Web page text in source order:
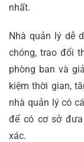
nhất.
Nhà quản lý dễ
chóng, trao đổi
phòng ban và
kiệm thời gian,
nhà quản lý có
để có cơ sở
xác.